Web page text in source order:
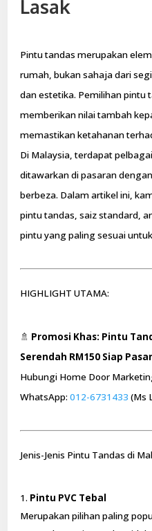
Lasak
Pintu tandas merupakan
rumah, bukan sahaja dari
dan estetika. Pemilihan pintu
memberikan nilai tambah
memastikan ketahanan
Di Malaysia, terdapat
ditawarkan di pasaran
berbeza. Dalam artikel ini,
pintu tandas, saiz standard,
pintu yang paling sesuai
HIGHLIGHT UTAMA:
🚿 Promosi Khas: Pintu
Serendah RM150 Siap
Hubungi Home Door
WhatsApp:012-6731433 (Ms
Jenis-Jenis Pintu Tandas di
Pintu PVC Tebal
Merupakan pilihan paling